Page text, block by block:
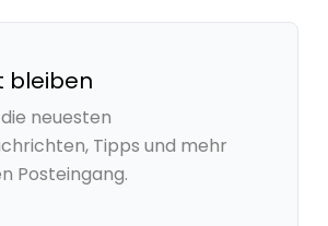
bleiben
neuesten
Tipps und mehr
Posteingang.